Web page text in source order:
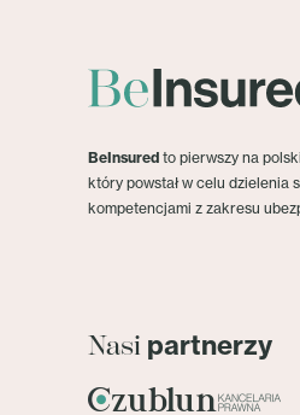
BeInsured to pierwszy na
który powstał w celu dzielenia
kompetencjami z zakresu
Nasi partnerzy